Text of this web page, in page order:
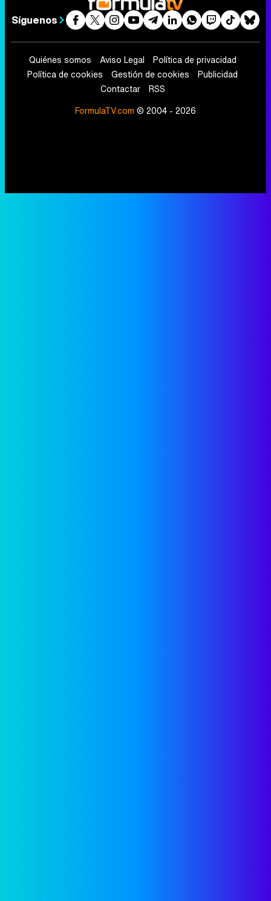
Síguenos
Quiénes somos Aviso Legal
Política de privacidad
Política de cookies
Gestión de cookies
Publicidad
Contactar
RSS
FormulaTV.com © 2004 - 2026